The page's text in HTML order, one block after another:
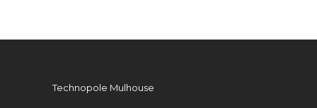
Technopole Mulhouse